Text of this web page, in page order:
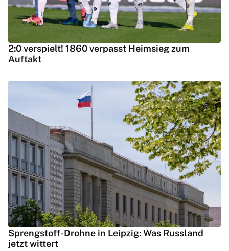
2:0 verspielt! 1860 verpasst Heimsieg zum
Auftakt
Sprengstoff-Drohne in Leipzig: Was Russland
jetzt wittert